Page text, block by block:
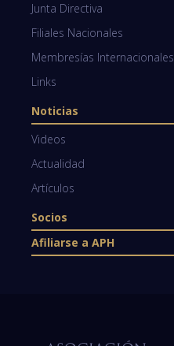
Junta Directiva
Filiales Nacionales
Membresías Internacionales
Links
Noticias
Videos
Actualidad
Artículos
Socios
Afiliarse a APH